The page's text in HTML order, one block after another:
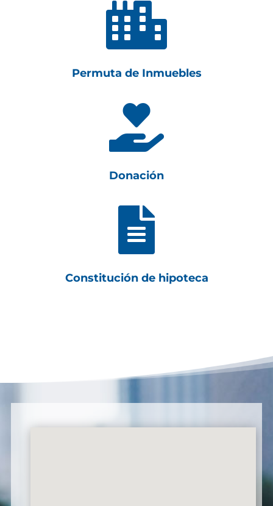

Permuta de Inmuebles

Donación

Constitución de hipoteca